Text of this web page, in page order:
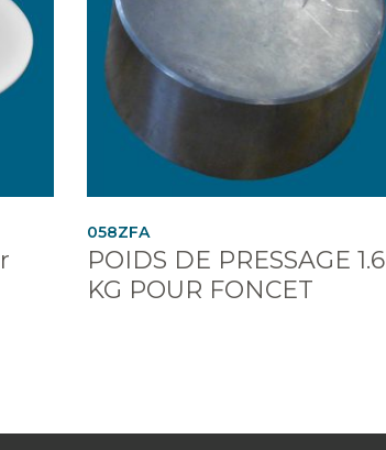
058ZFA
POIDS DE PRESSAGE 1.6
KG POUR FONCET